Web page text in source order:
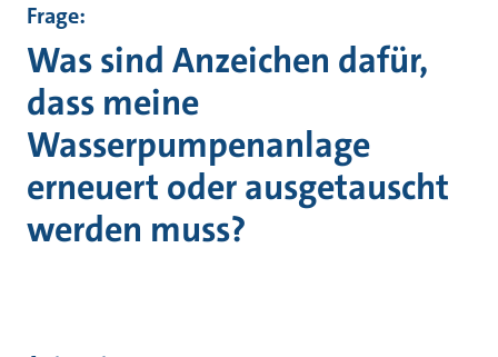
Frage:
Was sind Anzeichen dafür,
dass meine
Wasserpumpenanlage
erneuert oder ausgetauscht
werden muss?